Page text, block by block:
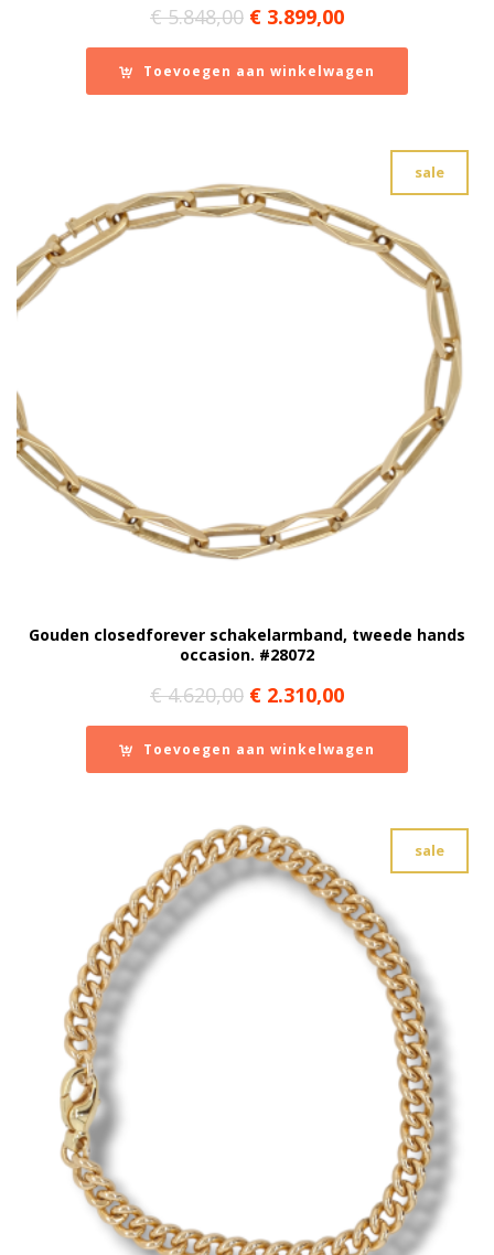
€5.848,00 Oorspronkelijke
prijs
was:
€ 5.848,00.
€ 3.899,00Huidige
prijs
is:
€ 3.899,00.
Toevoegen aan winkelwagen
sale
Gouden closedforever schakelarmband, tweede hands
occasion. #28072
€4.620,00 Oorspronkelijke
prijs
was:
€ 4.620,00.
€ 2.310,00Huidige
prijs
is:
€ 2.310,00.
Toevoegen aan winkelwagen
sale